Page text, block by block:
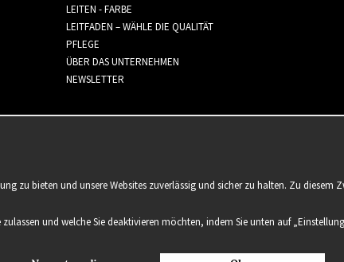
LEITEN - FARBE
LEITFADEN – WÄHLE DIE QUALITÄT
PFLEGE
ÜBER DAS UNTERNEHMEN
NEWSLETTER
zu bieten und unsere Websites zuverlässig und sicher zu halten. Zu
und welche Sie deaktivieren möchten, indem Sie unten auf